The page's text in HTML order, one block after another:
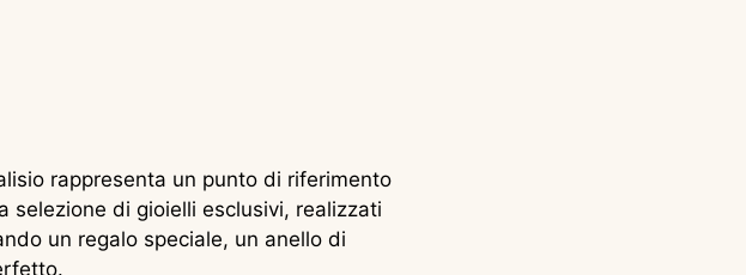
rappresenta un punto di riferimento
selezione di gioielli esclusivi, realizzati
un regalo speciale, un anello di